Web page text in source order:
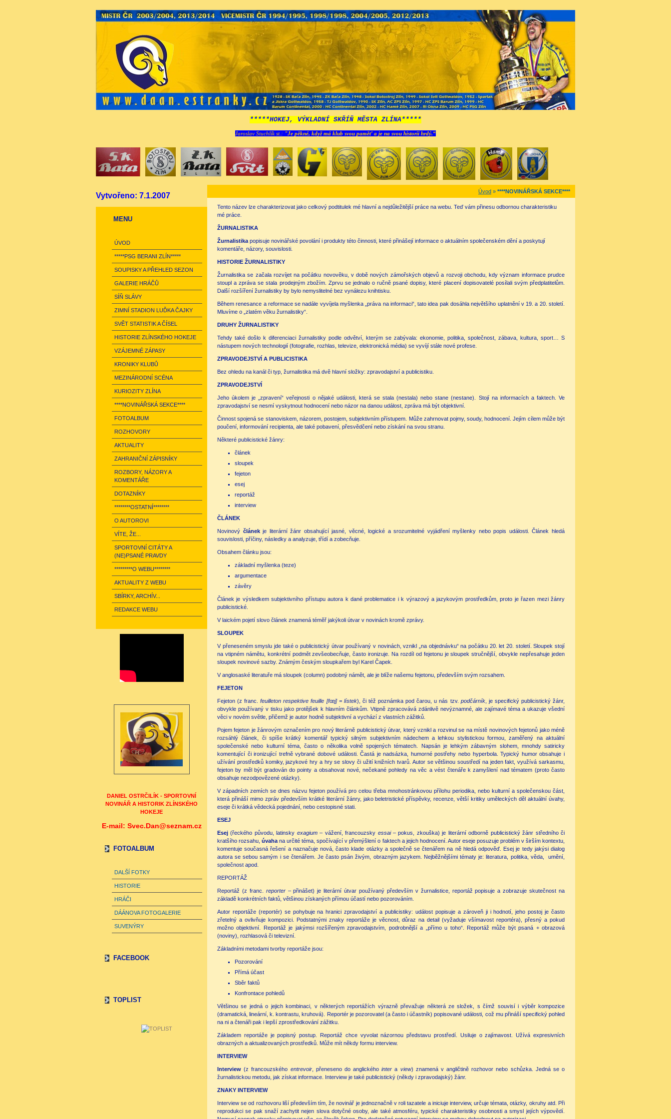
*****HOKEJ, VÝKLADNÍ SKŘÍŇ MĚSTA ZLÍNA*****
Jaroslav Stuchlík st.: "Je pěkné, když má klub svou paměť a je na svou historii hrdý.“
Vytvořeno: 7.1.2007
MENU
ÚVOD
*****PSG BERANI ZLÍN*****
SOUPISKY A PŘEHLED SEZON
GALERIE HRÁČŮ
SÍŇ SLÁVY
ZIMNÍ STADION LUĎKA ČAJKY
SVĚT STATISTIK A ČÍSEL
HISTORIE ZLÍNSKÉHO HOKEJE
VZÁJEMNÉ ZÁPASY
KRONIKY KLUBŮ
MEZINÁRODNÍ SCÉNA
KURIOZITY ZLÍNA
****NOVINÁŘSKÁ SEKCE****
FOTOALBUM
ROZHOVORY
AKTUALITY
ZAHRANIČNÍ ZÁPISNÍKY
ROZBORY, NÁZORY A
KOMENTÁŘE
DOTAZNÍKY
********OSTATNÍ********
O AUTOROVI
VÍTE, ŽE...
SPORTOVNÍ CITÁTY A
(NE)PSANÉ PRAVDY
*********O WEBU********
AKTUALITY Z WEBU
SBÍRKY, ARCHÍV...
REDAKCE WEBU
DANIEL OSTRČILÍK - SPORTOVNÍ
NOVINÁŘ A HISTORIK ZLÍNSKÉHO
HOKEJE
E-mail: Svec.Dan@seznam.cz
FOTOALBUM
DALŠÍ FOTKY
HISTORIE
HRÁČI
DÁÁNOVA FOTOGALERIE
SUVENÝRY
FACEBOOK
TOPLIST
Úvod » ****NOVINÁŘSKÁ SEKCE****
Tento název lze charakterizovat jako celkový podtitulek mé hlavní a nejdůležitější práce na webu. Teď vám přinesu odbornou charakteristiku
mé práce.
ŽURNALISTIKA
Žurnalistika popisuje novinářské povolání i produkty této činnosti, které přinášejí informace o aktuálním společenském dění a poskytují
komentáře, názory, souvislosti.
HISTORIE ŽURNALISTIKY
Žurnalistika se začala rozvíjet na počátku novověku, v době nových zámořských objevů a rozvoji obchodu, kdy význam informace prudce
stoupl a zpráva se stala prodejným zbožím. Zprvu se jednalo o ručně psané dopisy, které placení dopisovatelé posílali svým předplatitelům.
Další rozšíření žurnalistiky by bylo nemyslitelné bez vynálezu knihtisku.
Během renesance a reformace se nadále vyvíjela myšlenka „práva na informaci“, tato idea pak dosáhla největšího uplatnění v 19. a 20. století.
Mluvíme o „zlatém věku žurnalistiky“.
DRUHY ŽURNALISTIKY
Tehdy také došlo k diferenciaci žurnalistiky podle odvětví, kterým se zabývala: ekonomie, politika, společnost, zábava, kultura, sport… S
nástupem nových technologií (fotografie, rozhlas, televize, elektronická média) se vyvíjí stále nové profese.
ZPRAVODEJSTVÍ A PUBLICISTIKA
Bez ohledu na kanál či typ, žurnalistika má dvě hlavní složky: zpravodajství a publicistiku.
ZPRAVODEJSTVÍ
Jeho úkolem je „zpravení“ veřejnosti o nějaké události, která se stala (nestala) nebo stane (nestane). Stojí na informacích a faktech. Ve
zpravodajství se nesmí vyskytnout hodnocení nebo názor na danou událost, zpráva má být objektivní.
Činnost spojená se stanoviskem, názorem, postojem, subjektivním přístupem. Může zahrnovat pojmy, soudy, hodnocení. Jejím cílem může být
poučení, informování recipienta, ale také pobavení, přesvědčení nebo získání na svou stranu.
Některé publicistické žánry:
článek
sloupek
fejeton
esej
reportáž
interview
ČLÁNEK
Novinový článekje literární žánr obsahující jasné, věcné, logické a srozumitelné vyjádření myšlenky nebo popis události. Článek hledá
souvislosti, příčiny, následky a analyzuje, třídí a zobecňuje.
Obsahem článku jsou:
základní myšlenka (teze)
argumentace
závěry
Článek je výsledkem subjektivního přístupu autora k dané problematice i k výrazový a jazykovým prostředkům, proto je řazen mezi žánry
publicistické.
V laickém pojetí slovo článek znamená téměř jakýkoli útvar v novinách kromě zprávy.
SLOUPEK
V přeneseném smyslu jde také o publicistický útvar používaný v novinách, vznikl „na objednávku“ na počátku 20. let 20. století. Sloupek stojí
na vtipném námětu, konkrétní podmět zevšeobecňuje, často ironizuje. Na rozdíl od fejetonu je sloupek stručnější, obvykle nepřesahuje jeden
sloupek novinové sazby. Známým českým sloupkařem byl Karel Čapek.
V anglosaské literatuře má sloupek (column) podobný námět, ale je blíže našemu fejetonu, především svým rozsahem.
FEJETON
Fejeton (z franc.feuilleton respektive feuille [fœj] = lístek), či též poznámka pod čarou, u nás tzv. podčárník, je specifický publicistický žánr,
obvykle používaný v tisku jako protějšek k hlavním článkům. Vtipně zpracovává zdánlivě nevýznamné, ale zajímavé téma a ukazuje všední
věci v novém světle, přičemž je autor hodně subjektivní a vychází z vlastních zážitků.
Pojem fejeton je žánrovým označením pro nový literárně publicistický útvar, který vznikl a rozvinul se na místě novinových fejetonů jako méně
rozsáhlý článek, či spíše krátký komentář typický silným subjektivním nádechem a lehkou stylistickou formou, zaměřený na aktuální
společenské nebo kulturní téma, často o několika volně spojených tématech. Napsán je lehkým zábavným slohem, mnohdy satiricky
komentující či ironizující trefně vybrané dobové události. Častá je nadsázka, humorné postřehy nebo hyperbola. Typický humor obsahuje i
užívání prostředků komiky, jazykové hry a hry se slovy či užití knižních tvarů. Autor se většinou soustředí na jeden fakt, využívá sarkasmu,
fejeton by měl být gradován do pointy a obsahovat nové, nečekané pohledy na věc a vést čtenáře k zamyšlení nad tématem (proto často
obsahuje nezodpovězené otázky).
V západních zemích se dnes názvu fejeton používá pro celou třeba mnohostránkovou přílohu periodika, nebo kulturní a společenskou část,
která přináší mimo zpráv především krátké literární žánry, jako beletristické příspěvky, recenze, větší kritiky uměleckých děl aktuální úvahy,
eseje či krátká vědecká pojednání, nebo cestopisné stati.
ESEJ
Esej (řeckého původu, latinsky exagium– vážení, francouzsky essai– pokus, zkouška) je literární odborně publicistický žánr středního či
kratšího rozsahu,úvaha na určité téma, spočívající v přemýšlení o faktech a jejich hodnocení. Autor eseje posuzuje problém v širším kontextu,
komentuje současná řešení a naznačuje nová, často klade otázky a společně se čtenářem na ně hledá odpověď. Esej je tedy jakýsi dialog
autora se sebou samým i se čtenářem. Je často psán živým, obrazným jazykem. Nejběžnějšími tématy je: literatura, politika, věda, umění,
společnost apod.
REPORTÁŽ
Reportáž (z franc. reporter– přinášet) je literární útvar používaný především v žurnalistice, reportáž popisuje a zobrazuje skutečnost na
základě konkrétních faktů, většinou získaných přímou účastí nebo pozorováním.
Autor reportáže (reportér) se pohybuje na hranici zpravodajství a publicistiky: událost popisuje a zároveň ji i hodnotí, jeho postoj je často
zřetelný a ovlivňuje kompozici. Podstatnými znaky reportáže je věcnost, důraz na detail (vyžaduje všímavost reportéra), přesný a pokud
možno objektivní. Reportáž je jakýmsi rozšířeným zpravodajstvím, podrobnější a „přímo u toho“. Reportáž může být psaná + obrazová
(noviny), rozhlasová či televizní.
Základními metodami tvorby reportáže jsou:
Pozorování
Přímá účast
Sběr faktů
Konfrontace pohledů
Většinou se jedná o jejich kombinaci, v některých reportážích výrazně převažuje některá ze složek, s čímž souvisí i výběr kompozice
(dramatická, lineární, k. kontrastu, kruhová). Reportér je pozorovatel (a často i účastník) popisované události, což mu přináší specifický pohled
na ni a čtenáři pak i lepší zprostředkování zážitku.
Základem reportáže je popisný postup. Reportáž chce vyvolat názornou představu prostředí. Usiluje o zajímavost. Užívá expresivních
obrazných a aktualizovaných prostředků. Může mít někdy formu interview.
INTERVIEW
Interview (z francouzského entrevoir, přeneseno do anglickéhointer a view) znamená v angličtině rozhovor nebo schůzka. Jedná se o
žurnalistickou metodu, jak získat informace. Interview je také publicistický (někdy i zpravodajský) žánr.
ZNAKY INTERVIEW
Interview se od rozhovoru liší především tím, že novinář je jednoznačně v roli tazatele a iniciuje interview, určuje témata, otázky, okruhy atd. Při
reprodukci se pak snaží zachytit nejen slova dotyčné osoby, ale také atmosféru, typické charakteristiky osobnosti a smysl jejích výpovědí.